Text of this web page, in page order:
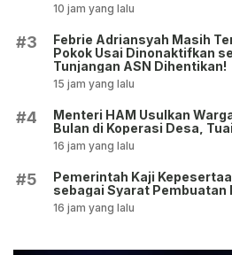
10 jam yang lalu
#3
Febrie Adriansyah Masih
Pokok Usai Dinonaktifkan
Tunjangan ASN Dihentikan!
15 jam yang lalu
#4
Menteri HAM Usulkan
Bulan di Koperasi Desa,
16 jam yang lalu
#5
Pemerintah Kaji
sebagai Syarat Pembuatan
16 jam yang lalu